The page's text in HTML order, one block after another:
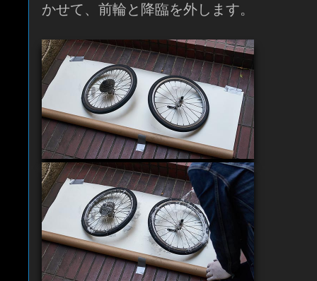
かせて、前輪と降臨を外します。